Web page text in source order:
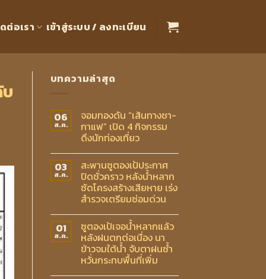
ต่อเรา เข้าสู่ระบบ / ลงทะเบียน
บทความล่าสุด
06
ส.ค.
จอมทองดัน “เส้นทางชา-
กาแฟ” เปิด 4 กิจกรรม
ดึงนักท่องเที่ยว
03
ส.ค.
สะพานซูตองเป้ประกาศ
ปิดชั่วคราว หลังน้ำหลาก
ซัดโครงสร้างเสียหาย เร่ง
สำรวจเตรียมซ่อมด่วน
01
ส.ค.
ซูตองเป้เจอน้ำหลากแล้ว
หลังฝนตกต่อเนื่อง นา
ข้าวจมใต้น้ำ จับตาฝนซ้ำ
หวั่นกระทบพื้นที่เพิ่ม